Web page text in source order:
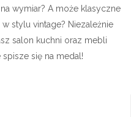
wymiar? A może klasyczne
stylu vintage? Niezależnie
salon kuchni oraz mebli
się na medal!